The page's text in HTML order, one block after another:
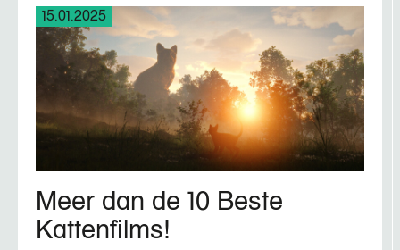
15.01.2025
Meer dan de 10 Beste
Kattenfilms!